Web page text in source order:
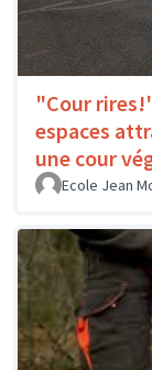
"Cour
espaces
une cour
Ecole Jean